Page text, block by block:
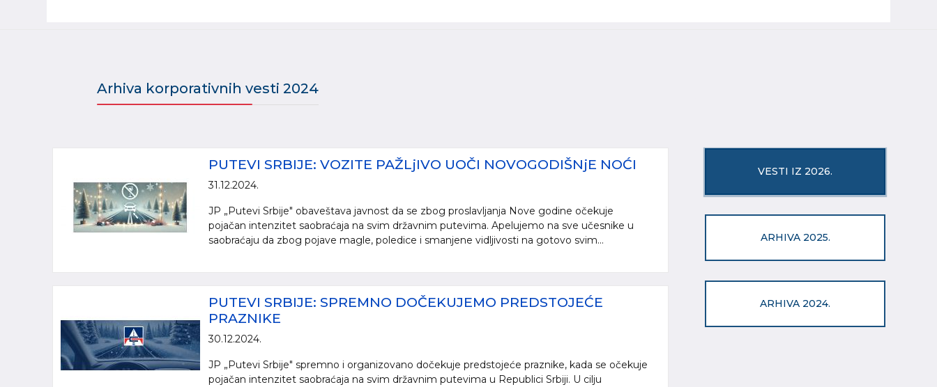
Arhiva korporativnih vesti 2024
PUTEVI SRBIJE: VOZITE PAŽLjIVO UOČI NOVOGODIŠNjE NOĆI
31.12.2024.
JP „Putevi Srbije" obaveštava javnost da se zbog proslavljanja Nove godine očekuje
pojačan intenzitet saobraćaja na svim državnim putevima. Apelujemo na sve učesnike u
saobraćaju da zbog pojave magle, poledice i smanjene vidljivosti na gotovo svim...
PUTEVI SRBIJE: SPREMNO DOČEKUJEMO PREDSTOJEĆE
PRAZNIKE
30.12.2024.
JP „Putevi Srbije" spremno i organizovano dočekuje predstojeće praznike, kada se očekuje
pojačan intenzitet saobraćaja na svim državnim putevima u Republici Srbiji. U cilju
VESTI IZ 2026.
ARHIVA 2025.
ARHIVA 2024.